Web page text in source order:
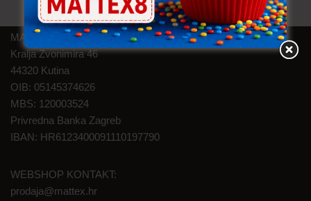
MAT TEXTILE d.o.o.
Kralja Zvonimira 46
44320 Kutina
OIB: 05145374626
MBS: 120003524
Privredna Banka Zagreb
IBAN: HR6123400091110197790
WEBSHOP KONTAKT:
prodaja@mattex.hr